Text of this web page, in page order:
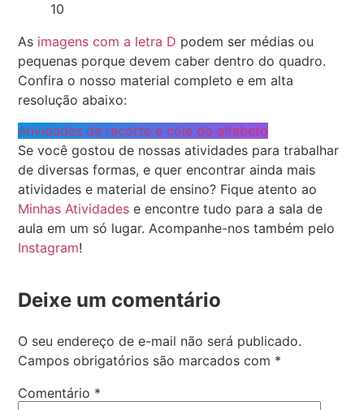
10
As imagens com a letra D podem ser médias ou
pequenas porque devem caber dentro do quadro.
Confira o nosso material completo e em alta
resolução abaixo:
Atividades de recorte e cole do alfabeto
Se você gostou de nossas atividades para trabalhar
de diversas formas, e quer encontrar ainda mais
atividades e material de ensino? Fique atento ao
Minhas Atividades e encontre tudo para a sala de
aula em um só lugar. Acompanhe-nos também pelo
Instagram!
Deixe um comentário
O seu endereço de e-mail não será publicado.
Campos obrigatórios são marcados com *
Comentário *